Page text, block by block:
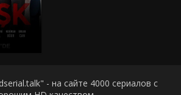
- на сайте 4000 сериалов с